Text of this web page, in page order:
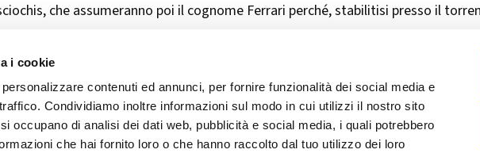
i cookie
contenuti ed annunci, per fornire funzionalità dei social media e
Condividiamo inoltre informazioni sul modo in cui utilizzi il nostro sito
occupano di analisi dei dati web, pubblicità e social media, i quali potrebbero
che hai fornito loro o che hanno raccolto dal tuo utilizzo dei loro
che assumeranno poi il cognome Ferrari perché, stabilitisi presso il
che gestiva una parte ben definita di territorio comunale)...